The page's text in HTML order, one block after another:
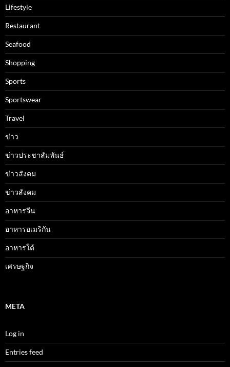
Lifestyle
Restaurant
Seafood
Shopping
Sports
Sportswear
Travel
ข่าว
ข่าวประชาสัมพันธ์
ข่าวสังคม
ข่าวสังคม
อาหารจีน
อาหารอเมริกัน
อาหารใต้
เศรษฐกิจ
META
Log in
Entries feed